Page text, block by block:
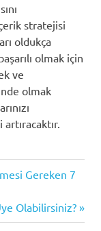
stratejisi
oldukça
olmak için
ve
olmak
Gereken 7
Olabilirsiniz?